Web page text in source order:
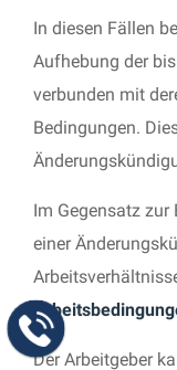
In diesen Fällen
Aufhebung der
verbunden mit
Bedingungen.
Im Gegensatz
einer
Der Arbeitgeber